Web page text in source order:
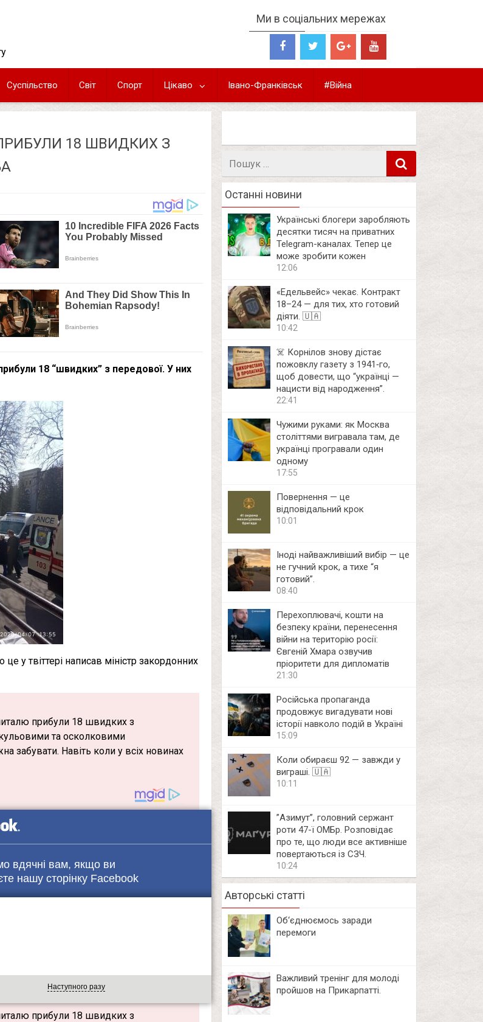
Ми в соціальних мережах
Суспільство Світ Спорт Цікаво Івано-Франківськ #Війна
18 ШВИДКИХ З
18 “швидких” з передової. У них
у твіттері написав міністр закордонних
прибули 18 швидких з
та осколковими
забувати. Навіть коли у всіх новинах
прибули 18 швидких з
Останні новини
Українські блогери заробляють
десятки тисяч на приватних
Telegram-каналах. Тепер це
може зробити кожен
12:06
«Едельвейс» чекає. Контракт
18–24 — для тих, хто готовий
діяти. 🇺🇦
10:42
☠️ Корнілов знову дістає
пожовклу газету з 1941‑го,
щоб довести, що “українці —
нацисти від народження”.
22:41
Чужими руками: як Москва
століттями вигравала там, де
українці програвали один
одному
17:55
Повернення — це
відповідальний крок
10:01
Іноді найважливіший вибір — це
не гучний крок, а тихе “я
готовий”.
08:40
Перехоплювачі, кошти на
безпеку країни, перенесення
війни на територію росії:
Євгеній Хмара озвучив
пріоритети для дипломатів
21:30
Російська пропаганда
продовжує вигадувати нові
історії навколо подій в Україні
15:09
Коли обираєш 92 — завжди у
виграші. 🇺🇦
10:11
⁨”Азимут”, головний сержант
роти 47-ї ОМБр. Розповідає
про те, що люди все активніше
повертаються із СЗЧ.
10:24
Авторські статті
Об‘єднюємось заради
перемоги
Важливий тренінг для молоді
пройшов на Прикарпатті.
вдячні вам, якщо ви
нашу сторінку Facebook
Наступного разу